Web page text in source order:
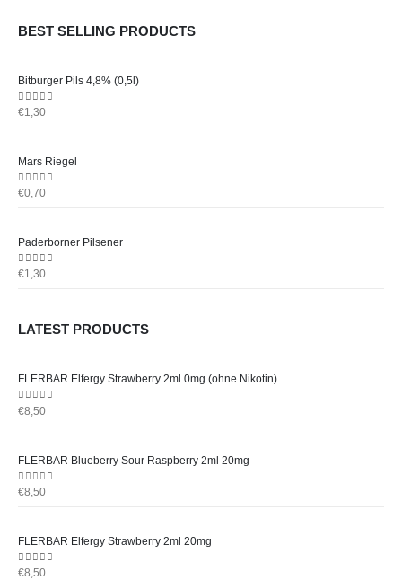
BEST SELLING PRODUCTS
Bitburger Pils 4,8% (0,5l)
0out of 5
€1,30
Mars Riegel
0out of 5
€0,70
Paderborner Pilsener
0out of 5
€1,30
LATEST PRODUCTS
FLERBAR Elfergy Strawberry 2ml 0mg (ohne Nikotin)
0out of 5
€8,50
FLERBAR Blueberry Sour Raspberry 2ml 20mg
0out of 5
€8,50
FLERBAR Elfergy Strawberry 2ml 20mg
0out of 5
€8,50